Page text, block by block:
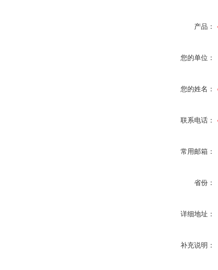
产品：
您的单位：
您的姓名：
联系电话：
常用邮箱：
省份：
详细地址：
补充说明：